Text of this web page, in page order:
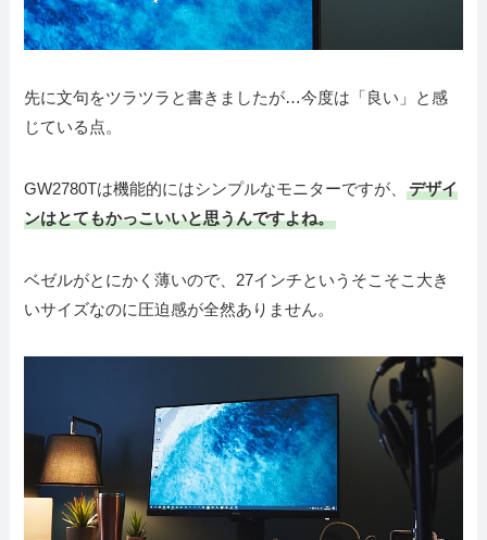
先に文句をツラツラと書きましたが…今度は「良い」と感
じている点。
GW2780Tは機能的にはシンプルなモニターですが、デザイ
ンはとてもかっこいいと思うんですよね。
ベゼルがとにかく薄いので、27インチというそこそこ大き
いサイズなのに圧迫感が全然ありません。